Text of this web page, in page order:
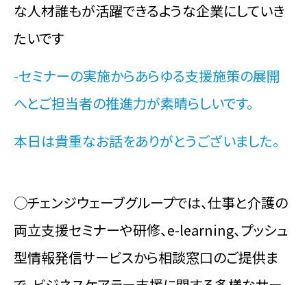
な人材誰もが活躍できるような企業にしていき
たいです
-セミナーの実施からあらゆる支援施策の展開
へとご担当者の推進力が素晴らしいです。
本日は貴重なお話をありがとうございました。
◯チェンジウェーブグループでは、仕事と介護の
両立支援セミナーや研修、e-learning、プッシュ
型情報発信サービスから相談窓口のご提供ま